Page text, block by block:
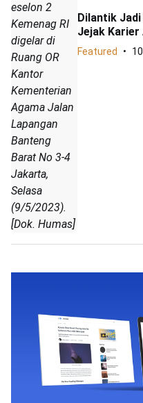
eselon 2
Kemenag RI
digelar di
Ruang OR
Kantor
Kementerian
Agama Jalan
Lapangan
Banteng
Barat No 3-4
Jakarta,
Selasa
(9/5/2023).
[Dok. Humas]
Dilantik Jadi
Jejak Karier
Featured